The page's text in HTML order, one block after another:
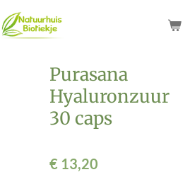
Purasana
Hyaluronzuur
30 caps
€ 13,20